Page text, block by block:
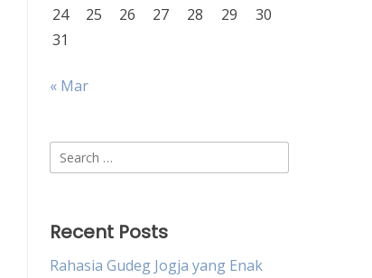
24
25 26 27 28 29
30
31
« Mar
Search
for:
Recent Posts
Rahasia Gudeg Jogja yang Enak